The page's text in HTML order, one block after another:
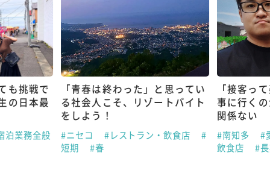
も挑戦で
の日本最
泊業務全般
「青春は終わった」と思ってい
る社会人こそ、リゾートバイト
をしよう！
#ニセコ #レストラン・飲食店
#
短期
#春
「接客っ
事に行く
関係ない
#南知多
#
飲食店
#